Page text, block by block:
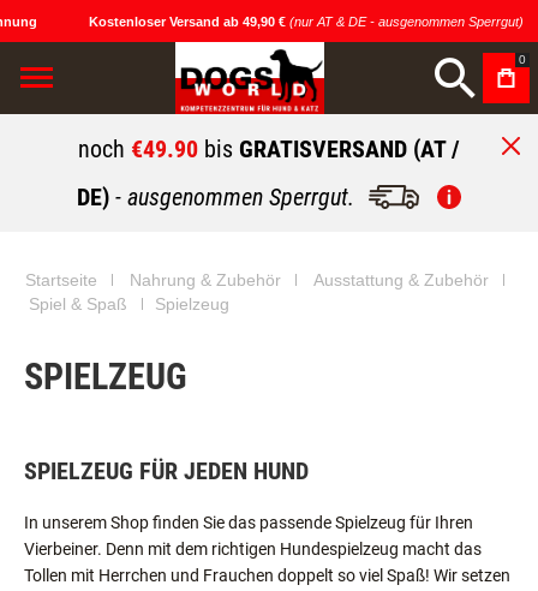
Kostenloser Versand ab 49,90 €(nur AT & DE - ausgenommen Sperrgut)
0
noch €49.90 bis GRATISVERSAND (AT /
DE) - ausgenommen Sperrgut.
Startseite Nahrung & Zubehör
Ausstattung & Zubehör
Spiel & Spaß
Spielzeug
SPIELZEUG
SPIELZEUG FÜR JEDEN HUND
In unserem Shop finden Sie das passende Spielzeug für Ihren
Vierbeiner. Denn mit dem richtigen Hundespielzeug macht das
Tollen mit Herrchen und Frauchen doppelt so viel Spaß! Wir setzen